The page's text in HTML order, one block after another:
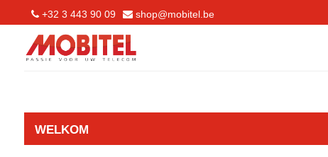
+32 3 443 90 09 shop@mobitel.be
WELKOM